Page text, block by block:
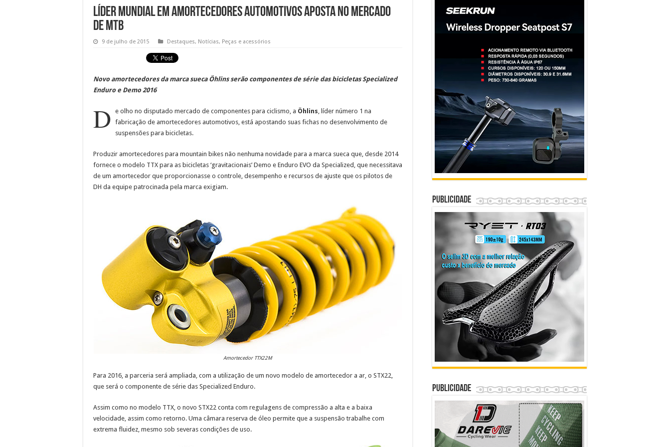
Líder mundial em amortecedores automotivos aposta no mercado
de MTB
9 de julho de 2015 Destaques, Notícias, Peças e acessórios
Novo amortecedores da marca sueca Öhlins serão componentes de série das bicicletas Specialized
Enduro e Demo 2016
D e olho no disputado mercado de componentes para ciclismo, a Öhlins , líder número 1 na
fabricação de amortecedores automotivos, está apostando suas fichas no desenvolvimento de
suspensões para bicicletas.
Produzir amortecedores para mountain bikes não nenhuma novidade para a marca sueca que, desde 2014
fornece o modelo TTX para as bicicletas ‘gravitacionais’ Demo e Enduro EVO da Specialized, que necessitava
de um amortecedor que proporcionasse o controle, desempenho e recursos de ajuste que os pilotos de
DH da equipe patrocinada pela marca exigiam.
Amortecedor TTX22M
Para 2016, a parceria será ampliada, com a utilização de um novo modelo de amortecedor a ar, o STX22,
que será o componente de série das Specialized Enduro.
Assim como no modelo TTX, o novo STX22 conta com regulagens de compressão a alta e a baixa
velocidade, assim como retorno. Uma câmara reserva de óleo permite que a suspensão trabalhe com
extrema fluidez, mesmo sob severas condições de uso.
Publicidade
Publicidade